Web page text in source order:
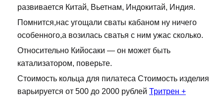
развивается Китай, Вьетнам, Индокитай, Индия.
Помнится,нас угощали сваты кабаном ну ничего
особенного,а возилась сватья с ним ужас сколько.
Относительно Кийосаки — он может быть
катализатором, поверьте.
Стоимость кольца для пилатеса Стоимость изделия
варьируется от 500 до 2000 рублей Тритрен +